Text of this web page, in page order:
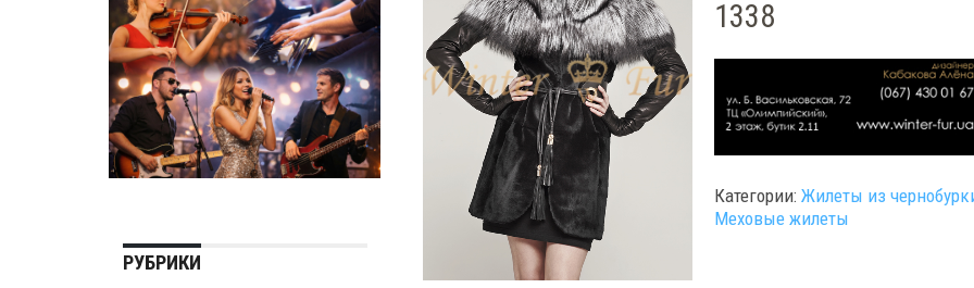
1338
Категории:Жилеты из
Меховые жилеты
РУБРИКИ